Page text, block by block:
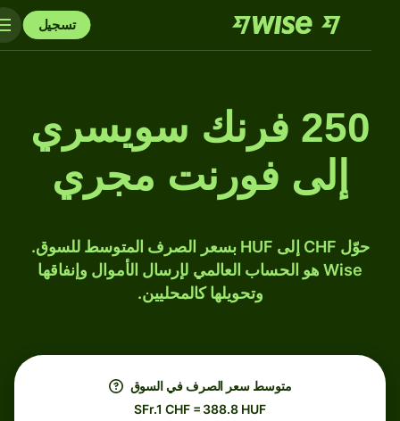
تسجيل
250 فرنك سويسري
إلى فورنت مجري
حوّل CHF إلى HUF بسعر الصرف المتوسط للسوق.
Wise هو الحساب العالمي لإرسال الأموال وإنفاقها
وتحويلها كالمحليين.
متوسط ​​سعر الصرف في السوق
SFr.1 CHF = 388.8 HUF